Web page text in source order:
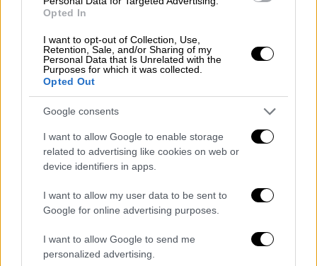
Opted In
I want to opt-out of Collection, Use,
Retention, Sale, and/or Sharing of my
Personal Data that Is Unrelated with the
Purposes for which it was collected.
Opted Out
Google consents
I want to allow Google to enable storage
related to advertising like cookies on web or
device identifiers in apps.
I want to allow my user data to be sent to
Google for online advertising purposes.
I want to allow Google to send me
personalized advertising.
συμβαίνει στο μωρό σου όταν γελάς